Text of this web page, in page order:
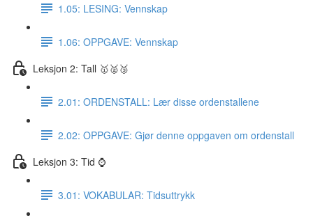
1.05: LESING: Vennskap
1.06: OPPGAVE: Vennskap
Leksjon 2: Tall 🥇🥈🥉
2.01: ORDENSTALL: Lær disse ordenstallene
2.02: OPPGAVE: Gjør denne oppgaven om ordenstall
Leksjon 3: Tid ⌚️
3.01: VOKABULAR: Tidsuttrykk